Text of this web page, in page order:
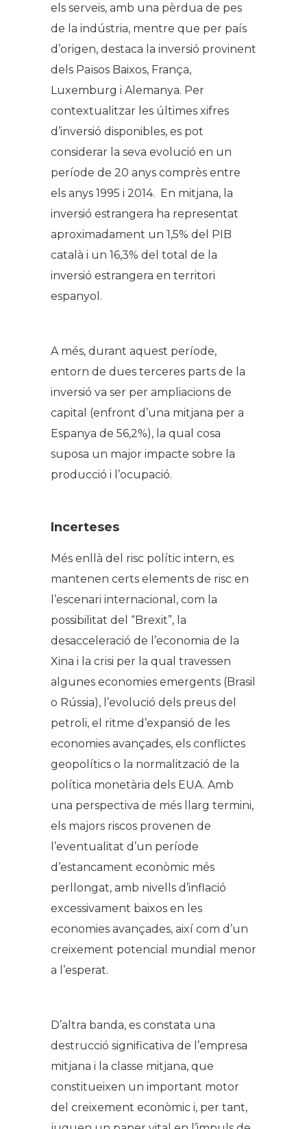
els serveis, amb una pèrdua de pes
de la indústria, mentre que per país
d’origen, destaca la inversió provinent
dels Països Baixos, França,
Luxemburg i Alemanya. Per
contextualitzar les últimes xifres
d’inversió disponibles, es pot
considerar la seva evolució en un
període de 20 anys comprès entre
els anys 1995 i 2014. En mitjana, la
inversió estrangera ha representat
aproximadament un 1,5% del PIB
català i un 16,3% del total de la
inversió estrangera en territori
espanyol.
A més, durant aquest període,
entorn de dues terceres parts de la
inversió va ser per ampliacions de
capital (enfront d’una mitjana per a
Espanya de 56,2%), la qual cosa
suposa un major impacte sobre la
producció i l’ocupació.
Incerteses
Més enllà del risc polític intern, es
mantenen certs elements de risc en
l’escenari internacional, com la
possibilitat del “Brexit”, la
desacceleració de l’economia de la
Xina i la crisi per la qual travessen
algunes economies emergents (Brasil
o Rússia), l’evolució dels preus del
petroli, el ritme d’expansió de les
economies avançades, els conflictes
geopolítics o la normalització de la
política monetària dels EUA. Amb
una perspectiva de més llarg termini,
els majors riscos provenen de
l’eventualitat d’un període
d’estancament econòmic més
perllongat, amb nivells d’inflació
excessivament baixos en les
economies avançades, així com d’un
creixement potencial mundial menor
a l’esperat.
D’altra banda, es constata una
destrucció significativa de l’empresa
mitjana i la classe mitjana, que
constitueixen un important motor
del creixement econòmic i, per tant,